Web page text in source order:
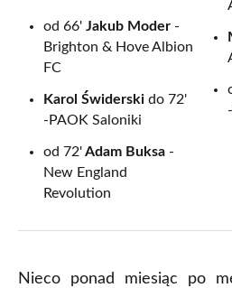
od 66' Jakub Moder -
Brighton & Hove Albion
FC
Karol Świderski do 72'
-PAOK Saloniki
od 72'Adam Buksa -
New England
Revolution
Nieco ponad miesiąc po